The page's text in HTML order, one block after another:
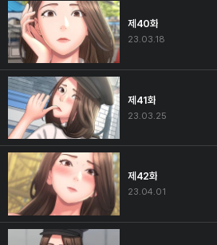
제40화
23.03.18
제41화
23.03.25
제42화
23.04.01